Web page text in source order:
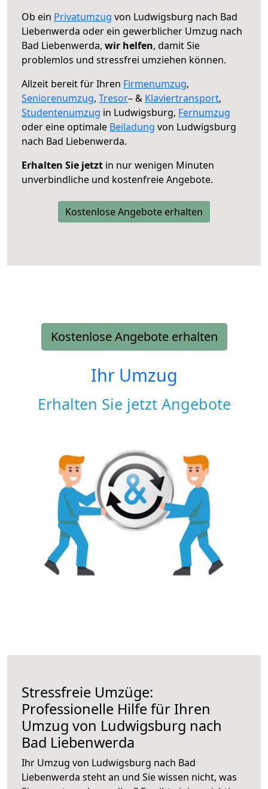
Ob ein Privatumzug von Ludwigsburg nach Bad
Liebenwerda oder ein gewerblicher Umzug nach
Bad Liebenwerda, wir helfen, damit Sie
problemlos und stressfrei umziehen können.
Allzeit bereit für Ihren Firmenumzug,
Seniorenumzug, Tresor– & Klaviertransport,
Studentenumzug in Ludwigsburg, Fernumzug
oder eine optimale Beiladung von Ludwigsburg
nach Bad Liebenwerda.
Erhalten Sie jetzt in nur wenigen Minuten
unverbindliche und kostenfreie Angebote.
Kostenlose Angebote erhalten
Kostenlose Angebote erhalten
Ihr Umzug
Erhalten Sie jetzt Angebote
Stressfreie Umzüge:
Professionelle Hilfe für Ihren
Umzug von Ludwigsburg nach
Bad Liebenwerda
Ihr Umzug von Ludwigsburg nach Bad
Liebenwerda steht an und Sie wissen nicht, was